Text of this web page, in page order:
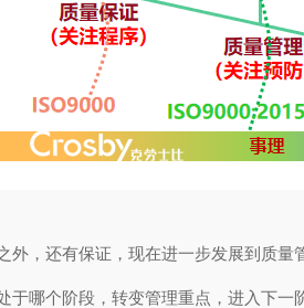
，还有保证，现在进一步发展到质量
哪个阶段，转变管理重点，进入下一